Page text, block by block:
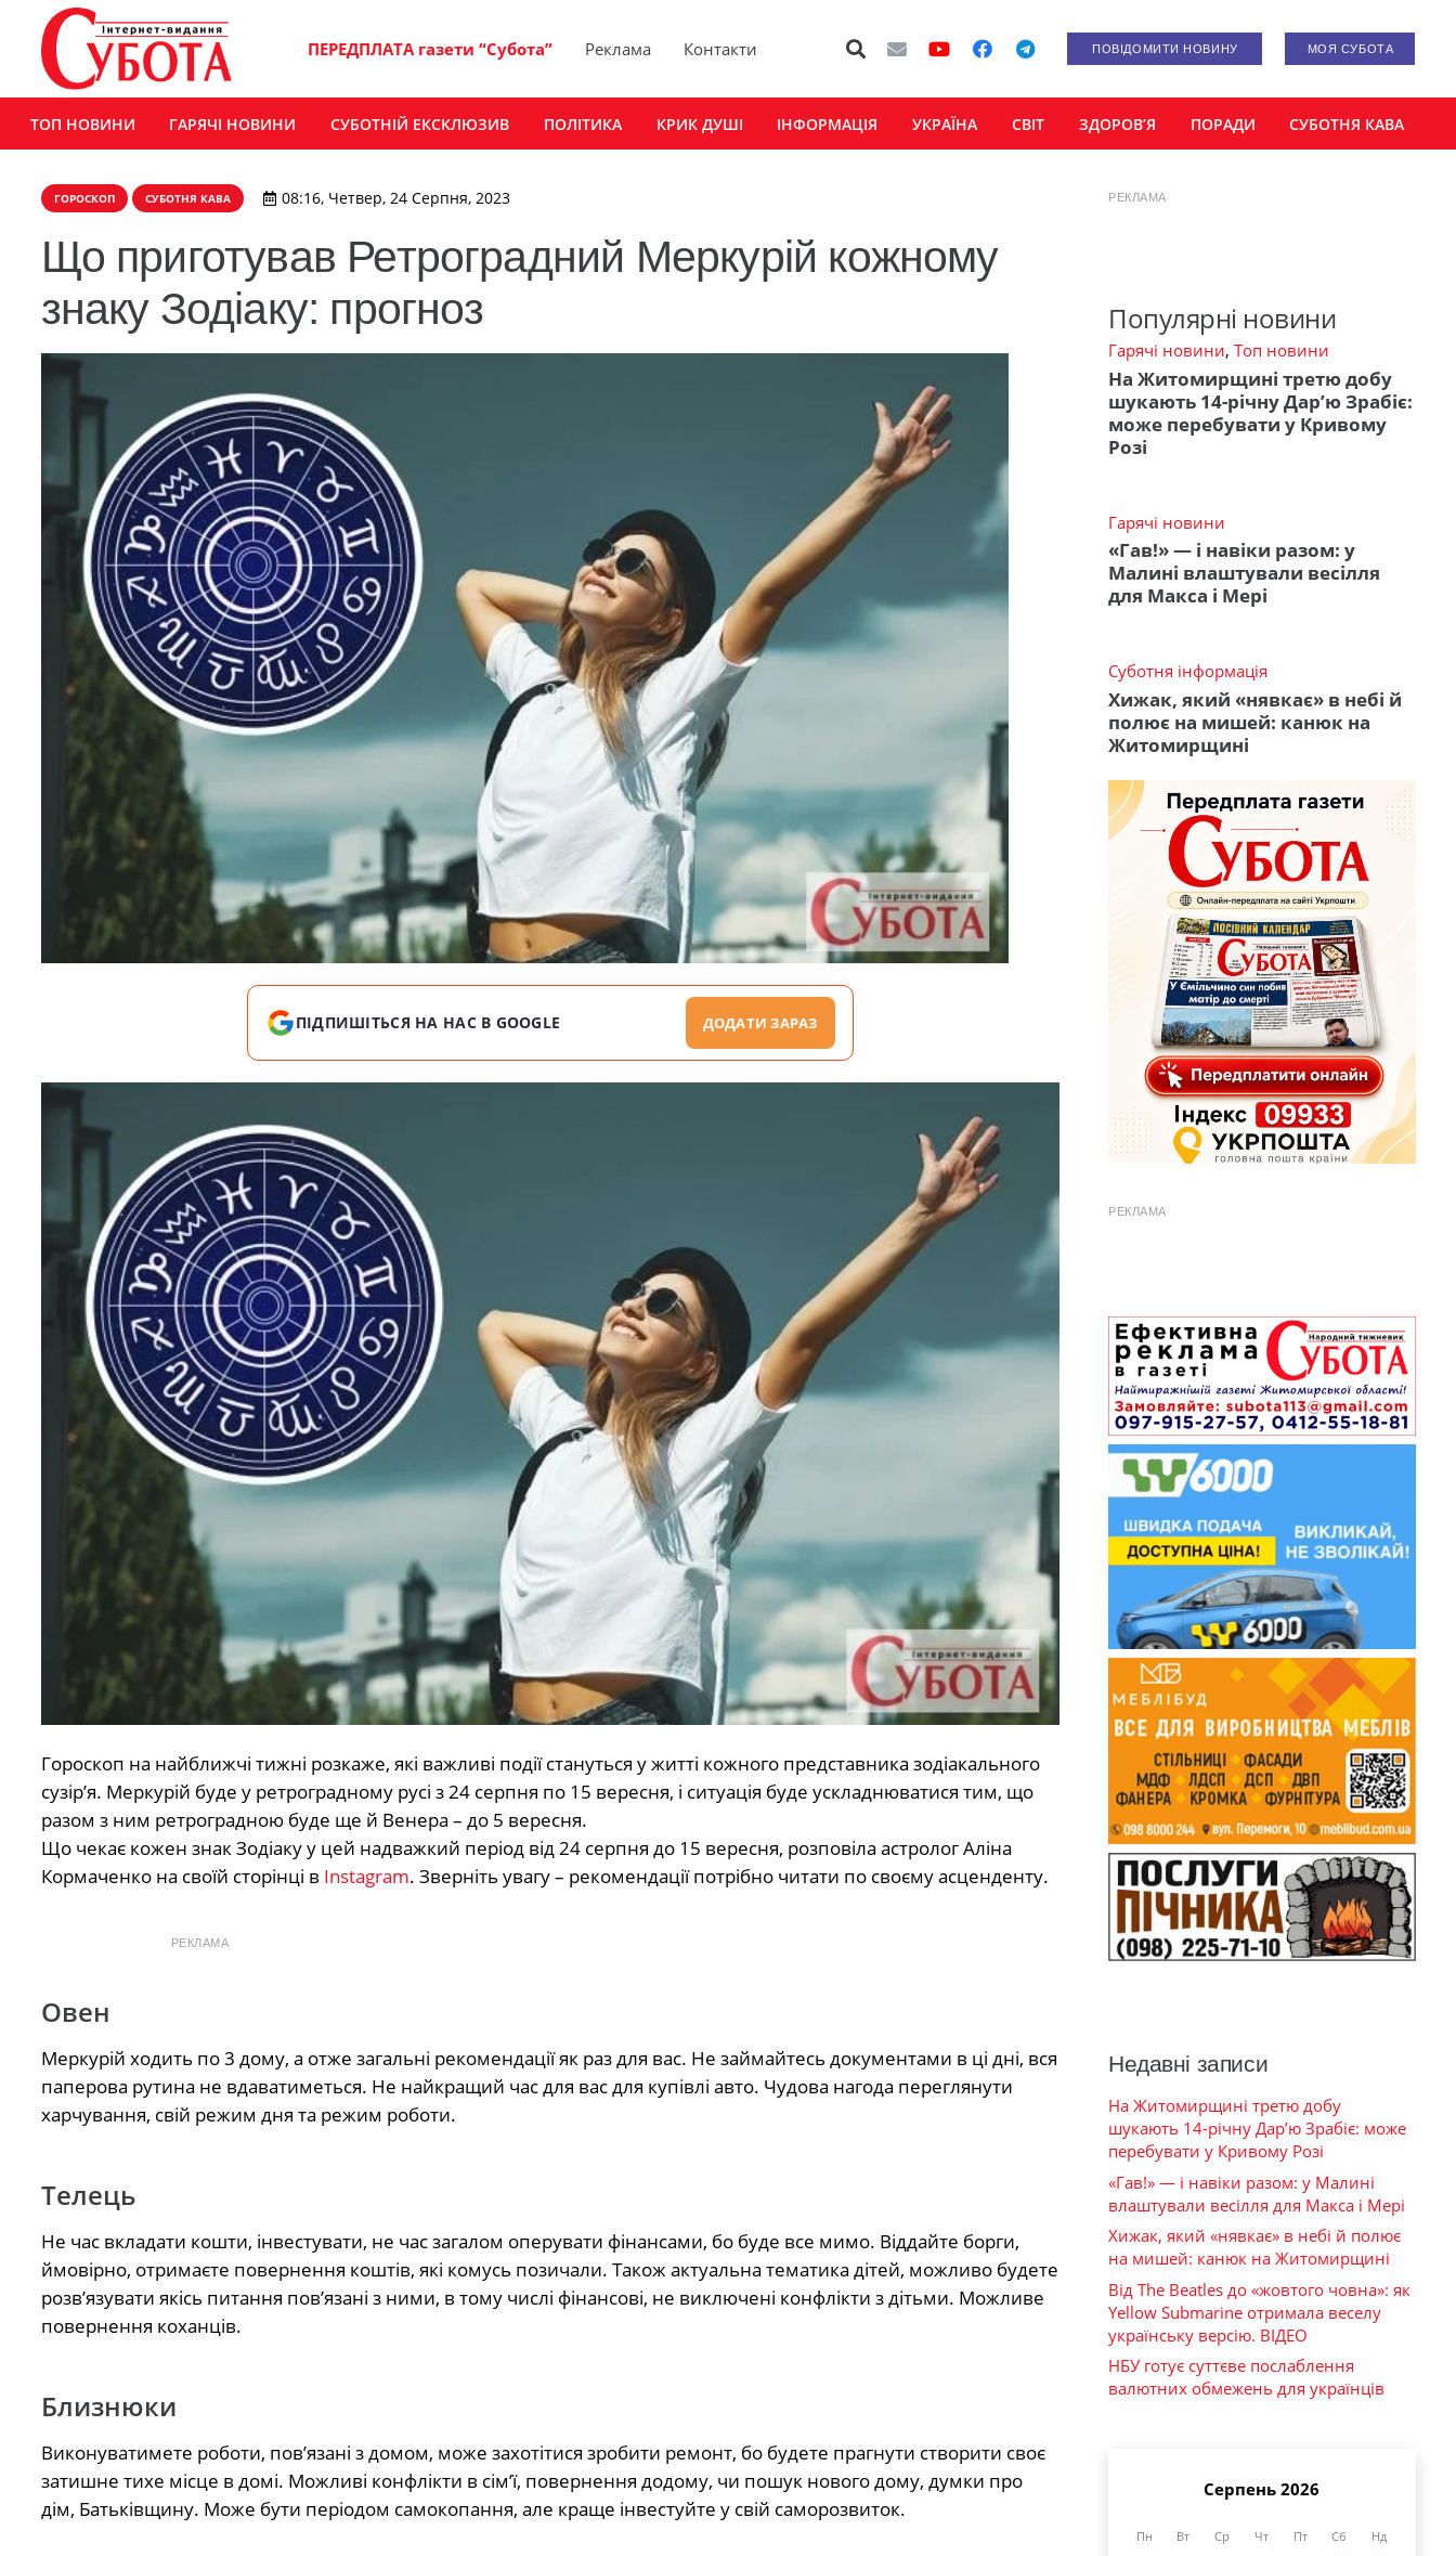
ПЕРЕДПЛАТА газети “Субота” Реклама Контакти ПОВІДОМИТИ НОВИНУ МОЯ СУБОТА
ТОП НОВИНИ ГАРЯЧІ НОВИНИ СУБОТНІЙ ЕКСКЛЮЗИВ ПОЛІТИКА КРИК ДУШІ ІНФОРМАЦІЯ УКРАЇНА СВІТ ЗДОРОВ’Я ПОРАДИ СУБОТНЯ КАВА
ГОРОСКОП СУБОТНЯ КАВА 08:16, Четвер, 24 Серпня, 2023
Що приготував Ретроградний Меркурій кожному
знаку Зодіаку: прогноз
ПІДПИШІТЬСЯ НА НАС В GOOGLE ДОДАТИ ЗАРАЗ
Гороскоп на найближчі тижні розкаже, які важливі події стануться у житті кожного представника зодіакального
сузір’я. Меркурій буде у ретроградному русі з 24 серпня по 15 вересня, і ситуація буде ускладнюватися тим, що
разом з ним ретроградною буде ще й Венера – до 5 вересня.
Що чекає кожен знак Зодіаку у цей надважкий період від 24 серпня до 15 вересня, розповіла астролог Аліна
Кормаченко на своїй сторінці в Instagram. Зверніть увагу – рекомендації потрібно читати по своєму асценденту.
РЕКЛАМА
Овен
Меркурій ходить по 3 дому, а отже загальні рекомендації як раз для вас. Не займайтесь документами в ці дні, вся
паперова рутина не вдаватиметься. Не найкращий час для вас для купівлі авто. Чудова нагода переглянути
харчування, свій режим дня та режим роботи.
Телець
Не час вкладати кошти, інвестувати, не час загалом оперувати фінансами, бо буде все мимо. Віддайте борги,
ймовірно, отримаєте повернення коштів, які комусь позичали. Також актуальна тематика дітей, можливо будете
розв’язувати якісь питання пов’язані з ними, в тому числі фінансові, не виключені конфлікти з дітьми. Можливе
повернення коханців.
Близнюки
Виконуватимете роботи, пов’язані з домом, може захотітися зробити ремонт, бо будете прагнути створити своє
затишне тихе місце в домі. Можливі конфлікти в сім’ї, повернення додому, чи пошук нового дому, думки про
дім, Батьківщину. Може бути періодом самокопання, але краще інвестуйте у свій саморозвиток.
РЕКЛАМА
Популярні новини
Гарячі новини, Топ новини
На Житомирщині третю добу
шукають 14-річну Дар’ю Зрабіє:
може перебувати у Кривому
Розі
Гарячі новини
«Гав!» — і навіки разом: у
Малині влаштували весілля
для Макса і Мері
Суботня інформація
Хижак, який «нявкає» в небі й
полює на мишей: канюк на
Житомирщині
РЕКЛАМА
Недавні записи
На Житомирщині третю добу
шукають 14-річну Дар’ю Зрабіє: може
перебувати у Кривому Розі
«Гав!» — і навіки разом: у Малині
влаштували весілля для Макса і Мері
Хижак, який «нявкає» в небі й полює
на мишей: канюк на Житомирщині
Від The Beatles до «жовтого човна»: як
Yellow Submarine отримала веселу
українську версію. ВІДЕО
НБУ готує суттєве послаблення
валютних обмежень для українців
Серпень 2026
Пн Вт Ср Чт Пт Сб Нд